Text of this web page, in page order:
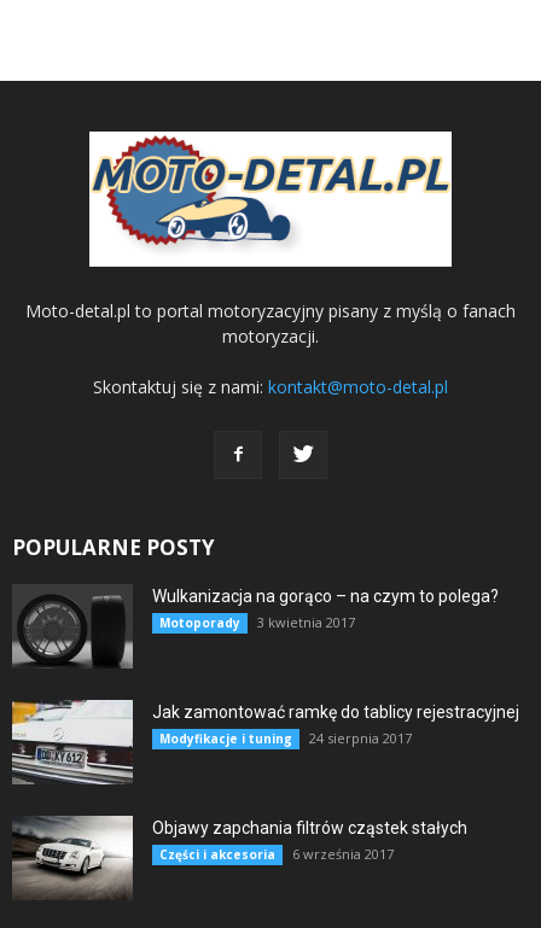
Moto-detal.pl to portal motoryzacyjny pisany z myślą o fanach
motoryzacji.
Skontaktuj się z nami: kontakt@moto-detal.pl
POPULARNE POSTY
Wulkanizacja na gorąco – na czym to polega?
Motoporady 3 kwietnia 2017
Jak zamontować ramkę do tablicy rejestracyjnej
Modyfikacje i tuning 24 sierpnia 2017
Objawy zapchania filtrów cząstek stałych
Części i akcesoria 6 września 2017